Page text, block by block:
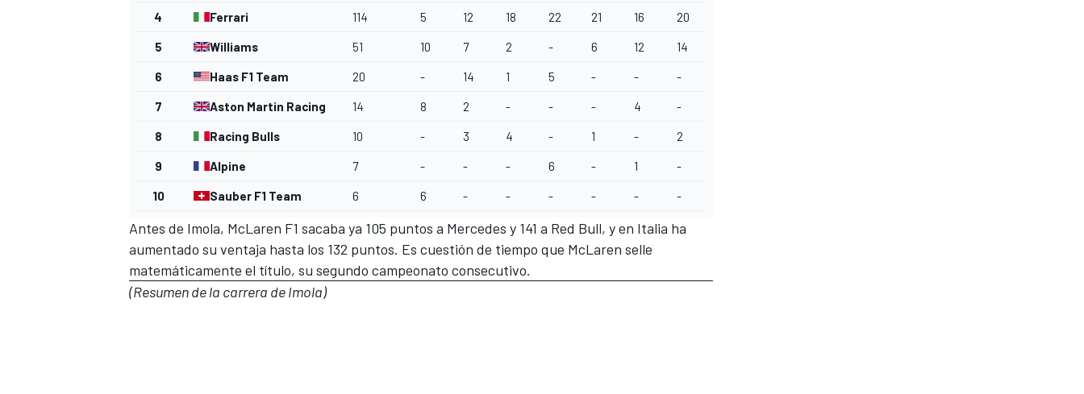
4 Ferrari 114 5 12 18 22 21 16 20
5 Williams 51 10 7 2 - 6 12 14
6 Haas F1 Team 20 - 14 1 5 - - -
7 Aston Martin Racing 14 8 2 - - - 4 -
8 Racing Bulls 10 - 3 4 - 1 - 2
9 Alpine 7 - - - 6 - 1 -
10 Sauber F1 Team 6 6 - - - - - -
Antes de Imola, McLaren F1 sacaba ya 105 puntos a Mercedes y 141 a Red Bull, y en Italia ha
aumentado su ventaja hasta los 132 puntos. Es cuestión de tiempo que McLaren selle
matemáticamente el título, su segundo campeonato consecutivo.
(Resumen de la carrera de Imola)